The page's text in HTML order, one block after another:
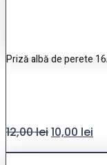
Priză albă de perete
12,00lei10,00 lei